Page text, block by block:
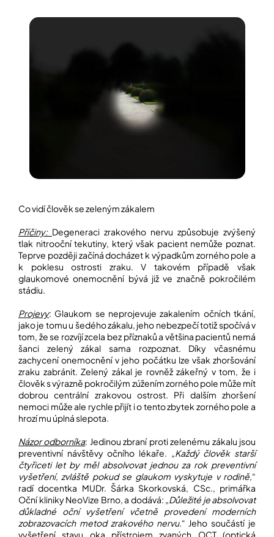
Co vidí člověk se zeleným zákalem
Příčiny: Degeneraci zrakového nervu způsobuje zvýšený
tlak nitrooční tekutiny, který však pacient nemůže poznat.
Teprve později začíná docházet k výpadkům zorného pole a
k poklesu ostrosti zraku. V takovém případě však
glaukomové onemocnění bývá již ve značně pokročilém
stádiu.
Projevy: Glaukom se neprojevuje zakalením očních tkání,
jako je tomu u šedého zákalu, jeho nebezpečí totiž spočívá v
tom, že se rozvíjí zcela bez příznaků a většina pacientů nemá
šanci zelený zákal sama rozpoznat. Díky včasnému
zachycení onemocnění v jeho počátku lze však zhoršování
zraku zabránit. Zelený zákal je rovněž zákeřný v tom, že i
člověk s výrazně pokročilým zúžením zorného pole může mít
dobrou centrální zrakovou ostrost. Při dalším zhoršení
nemoci může ale rychle přijít i o tento zbytek zorného pole a
hrozí mu úplná slepota.
Názor odborníka: Jedinou zbraní proti zelenému zákalu jsou
preventivní návštěvy očního lékaře. „Každý člověk starší
čtyřiceti let by měl absolvovat jednou za rok preventivní
vyšetření, zvláště pokud se glaukom vyskytuje v rodině,“
radí docentka MUDr. Šárka Skorkovská, CSc., primářka
Oční kliniky NeoVize Brno, a dodává: „Důležité je absolvovat
důkladné oční vyšetření včetně provedení moderních
zobrazovacích metod zrakového nervu.“ Jeho součástí je
vyšetření stavu oka přístrojem zvaných OCT (optická